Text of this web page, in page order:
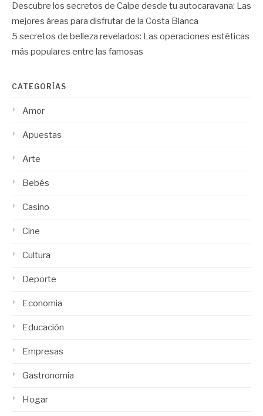
Descubre los secretos de Calpe desde tu autocaravana: Las
mejores áreas para disfrutar de la Costa Blanca
5 secretos de belleza revelados: Las operaciones estéticas
más populares entre las famosas
CATEGORÍAS
Amor
Apuestas
Arte
Bebés
Casino
Cine
Cultura
Deporte
Economia
Educación
Empresas
Gastronomia
Hogar